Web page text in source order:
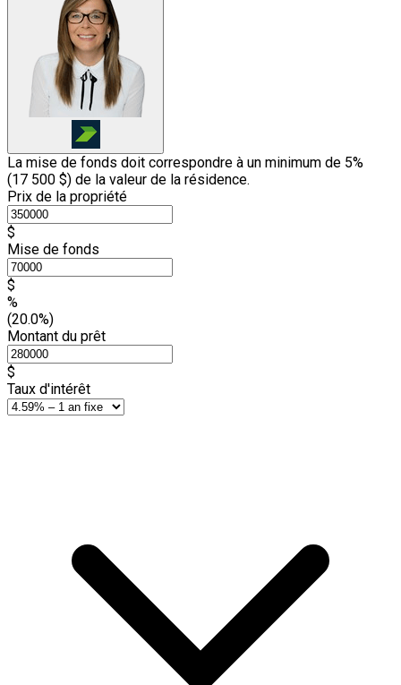
La mise de fonds doit correspondre à un minimum de 5%
(17 500 $) de la valeur de la résidence.
Prix de la propriété
$
Mise de fonds
$
%
(20.0%)
Montant du prêt
$
Taux d'intérêt